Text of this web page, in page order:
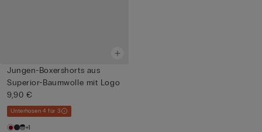
Jungen-Boxershorts aus
Superior-Baumwolle mit Logo
9,90 €
Unterhosen 4 für 3
+1